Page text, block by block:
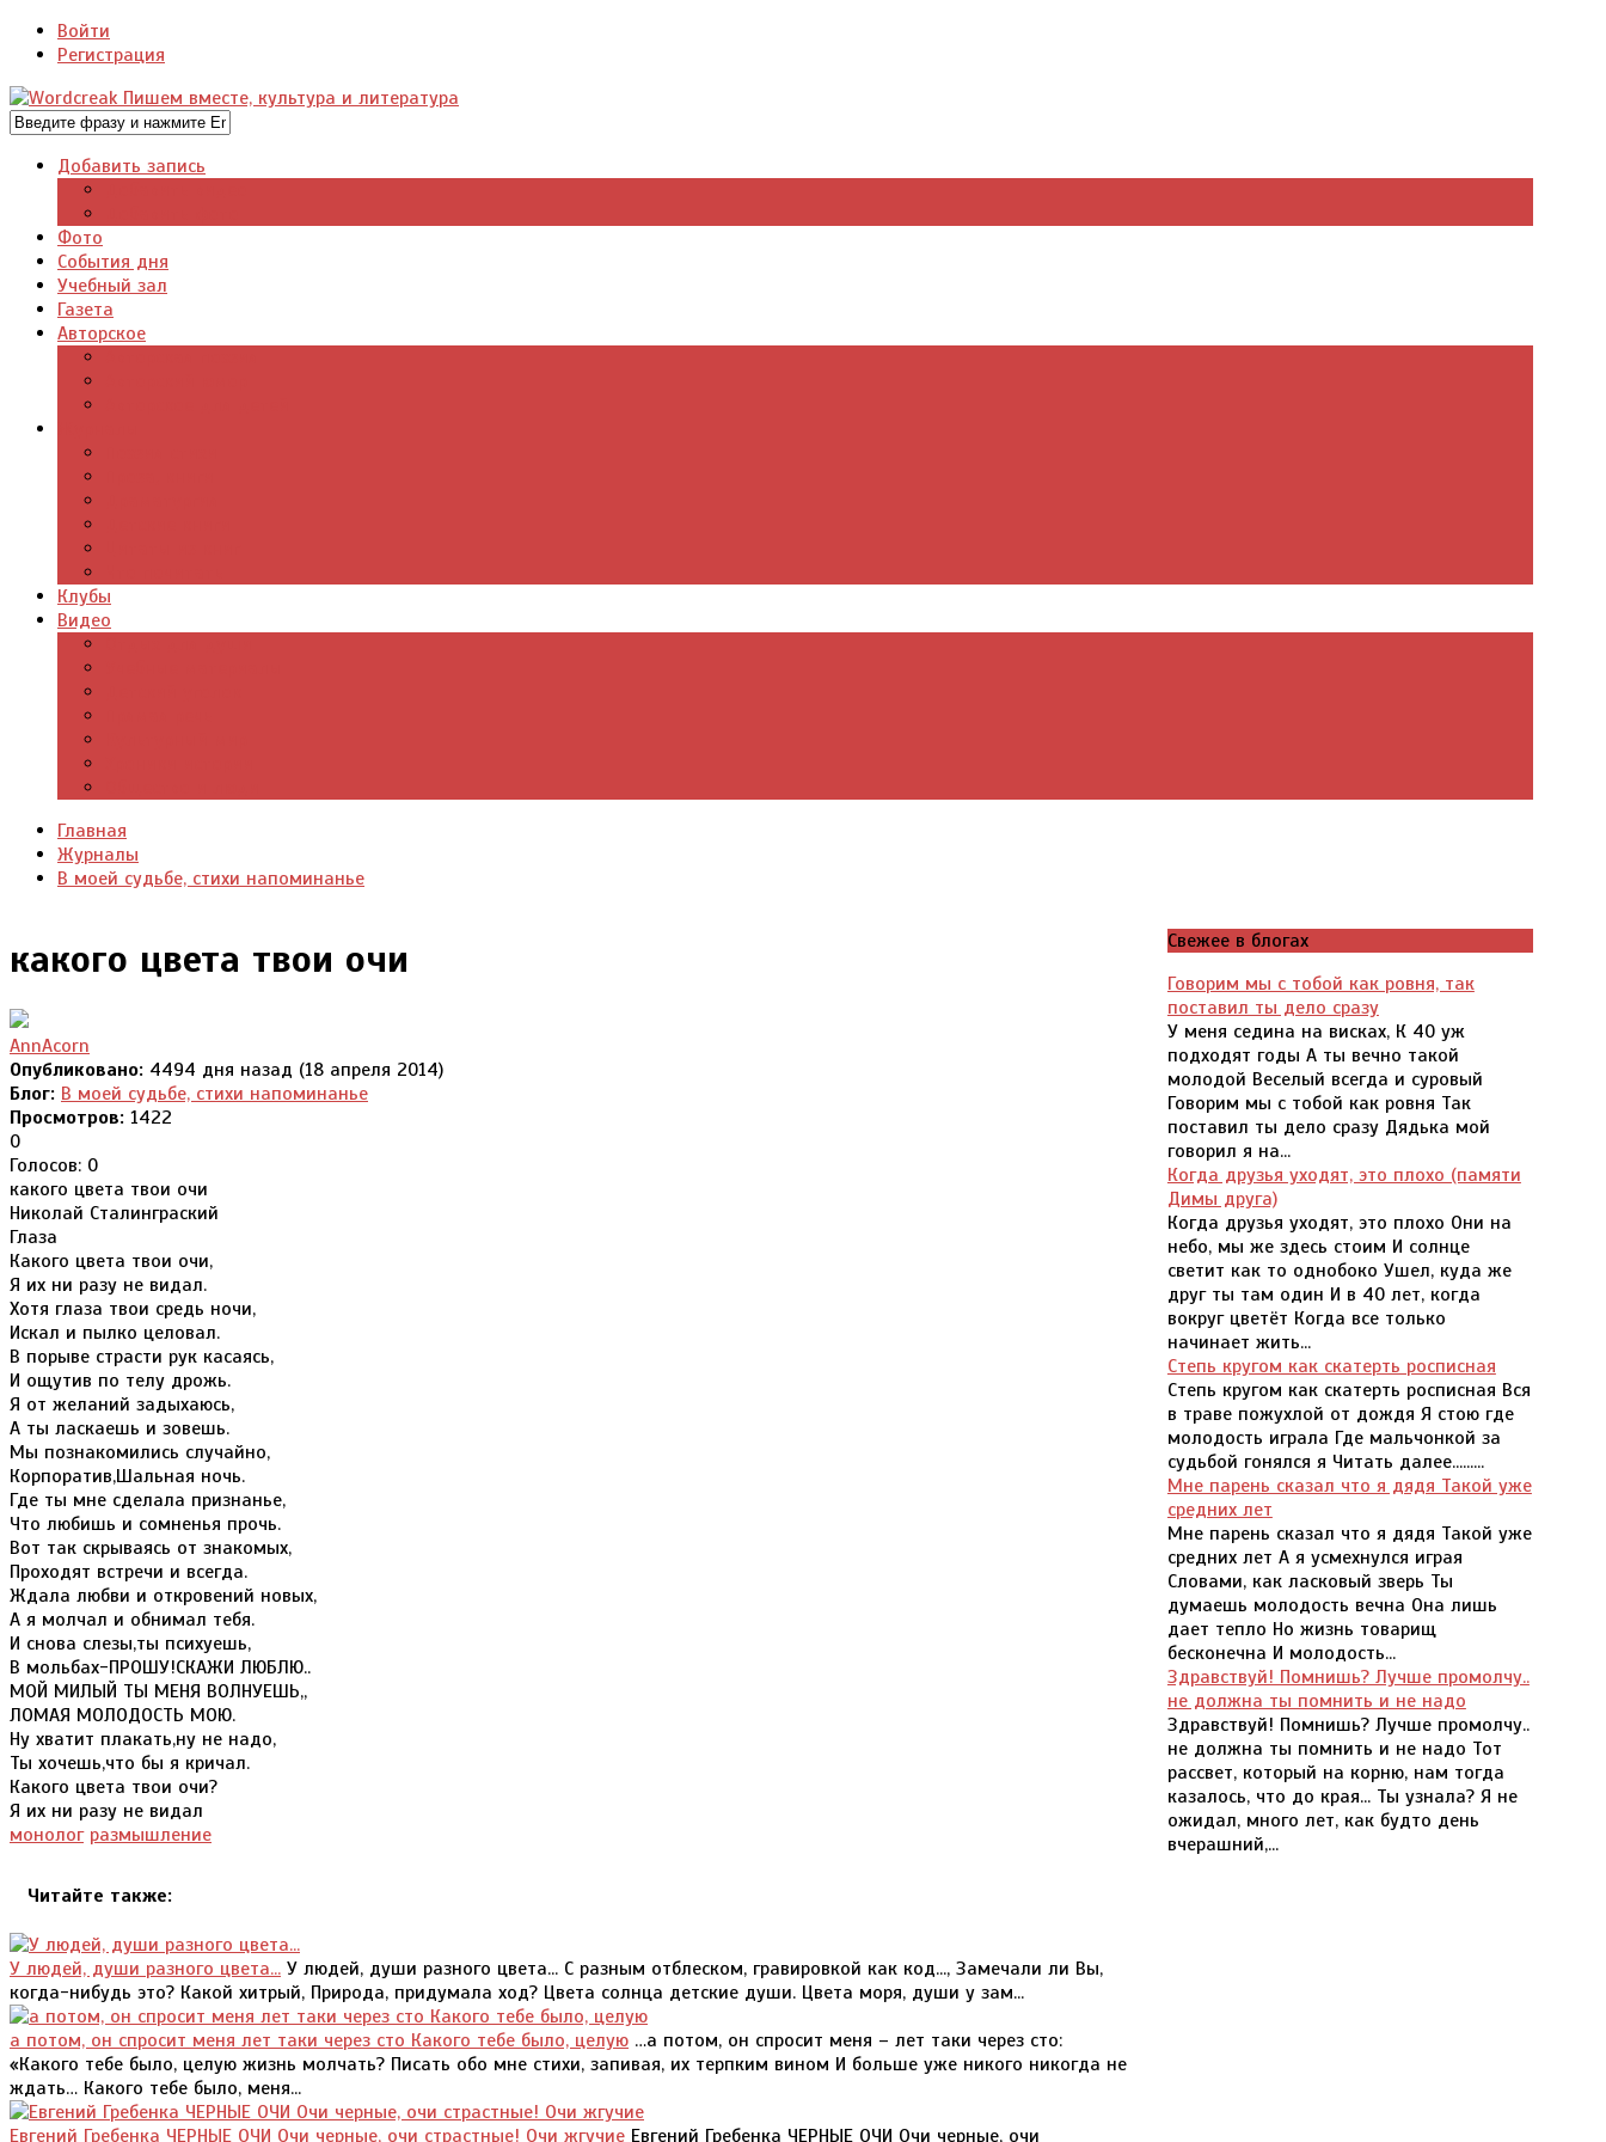
Войти
Регистрация
Добавить запись
Фото
События дня
Учебный зал
Газета
Авторское
Клубы
Видео
Главная
Журналы
В моей судьбе, стихи напоминанье
какого цвета твои очи
AnnAcorn
Опубликовано: 4494 дня назад (18 апреля 2014)
Блог: В моей судьбе, стихи напоминанье
Просмотров: 1422
0
Голосов: 0
какого цвета твои очи
Николай Сталинграский
Глаза
Какого цвета твои очи,
Я их ни разу не видал.
Хотя глаза твои средь ночи,
Искал и пылко целовал.
В порыве страсти рук касаясь,
И ощутив по телу дрожь.
Я от желаний задыхаюсь,
А ты ласкаешь и зовешь.
Мы познакомились случайно,
Корпоратив,Шальная ночь.
Где ты мне сделала признанье,
Что любишь и сомненья прочь.
Вот так скрываясь от знакомых,
Проходят встречи и всегда.
Ждала любви и откровений новых,
А я молчал и обнимал тебя.
И снова слезы,ты психуешь,
В мольбах-ПРОШУ!СКАЖИ ЛЮБЛЮ..
МОЙ МИЛЫЙ ТЫ МЕНЯ ВОЛНУЕШЬ,,
ЛОМАЯ МОЛОДОСТЬ МОЮ.
Ну хватит плакать,ну не надо,
Ты хочешь,что бы я кричал.
Какого цвета твои очи?
Я их ни разу не видал
монолог размышление
Читайте также:
У людей, души разного цвета... У людей, души разного цвета... С разным отблеском, гравировкой как код..., Замечали ли Вы,
когда-нибудь это? Какой хитрый, Природа, придумала ход? Цвета солнца детские души. Цвета моря, души у зам...
а потом, он спросит меня лет таки через сто Какого тебе было, целую …а потом, он спросит меня – лет таки через сто:
«Какого тебе было, целую жизнь молчать? Писать обо мне стихи, запивая, их терпким вином И больше уже никого никогда не
ждать… Какого тебе было, меня...
Евгений Гребенка ЧЕРНЫЕ ОЧИ Очи черные, очи страстные! Очи жгучие Евгений Гребенка ЧЕРНЫЕ ОЧИ Очи черные, очи
Свежее в блогах
Говорим мы с тобой как ровня, так
поставил ты дело сразу
У меня седина на висках, К 40 уж
подходят годы А ты вечно такой
молодой Веселый всегда и суровый
Говорим мы с тобой как ровня Так
поставил ты дело сразу Дядька мой
говорил я на...
Когда друзья уходят, это плохо (памяти
Димы друга)
Когда друзья уходят, это плохо Они на
небо, мы же здесь стоим И солнце
светит как то однобоко Ушел, куда же
друг ты там один И в 40 лет, когда
вокруг цветёт Когда все только
начинает жить...
Степь кругом как скатерть росписная
Степь кругом как скатерть росписная Вся
в траве пожухлой от дождя Я стою где
молодость играла Где мальчонкой за
судьбой гонялся я Читать далее.........
Мне парень сказал что я дядя Такой уже
средних лет
Мне парень сказал что я дядя Такой уже
средних лет А я усмехнулся играя
Словами, как ласковый зверь Ты
думаешь молодость вечна Она лишь
дает тепло Но жизнь товарищ
бесконечна И молодость...
Здравствуй! Помнишь? Лучше промолчу..
не должна ты помнить и не надо
Здравствуй! Помнишь? Лучше промолчу..
не должна ты помнить и не надо Тот
рассвет, который на корню, нам тогда
казалось, что до края... Ты узнала? Я не
ожидал, много лет, как будто день
вчерашний,...